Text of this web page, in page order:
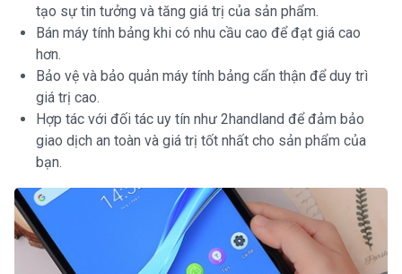
tạo sự tin tưởng và tăng giá trị của sản phẩm.
Bán máy tính bảng khi có nhu cầu cao để đạt giá cao
hơn.
Bảo vệ và bảo quản máy tính bảng cẩn thận để duy trì
giá trị cao.
Hợp tác với đối tác uy tín như 2handland để đảm bảo
giao dịch an toàn và giá trị tốt nhất cho sản phẩm của
bạn.